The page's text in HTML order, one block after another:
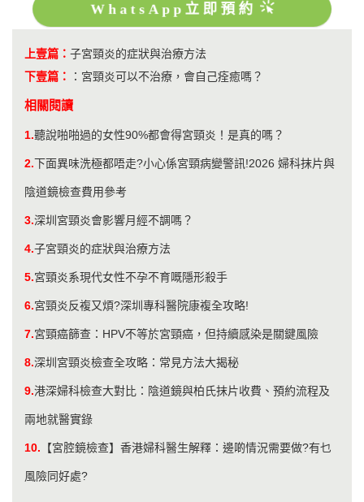
WhatsApp立即預約
上壹篇： 子宮頸炎的症狀與治療方法
下壹篇：
： 宮頸炎可以不治療，會自己痊癒嗎？
相關閱讀
1.聽說啪啪過的女性90%都會得宮頸炎！是真的嗎？
2.下面異味洗極都唔走?小心係宮頸病變警訊!2026 婦科抹片與
陰道鏡檢查費用參考
3.深圳宮頸炎會影響月經不調嗎？
4.子宮頸炎的症狀與治療方法
5.宮頸炎系現代女性不孕不育嘅隱形殺手
6.宮頸炎反複又煩?深圳專科醫院康複全攻略!
7.宮頸癌篩查：HPV不等於宮頸癌，但持續感染是關鍵風險
8.深圳宮頸炎檢查全攻略：常見方法大揭秘
9.港深婦科檢查大對比：陰道鏡與柏氏抹片收費、預約流程及
兩地就醫實錄
10. 【宮腔鏡檢查】香港婦科醫生解釋：邊啲情況需要做?有乜
風險同好處?